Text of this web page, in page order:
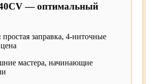
— оптимальный
простая заправка, 4-ниточные
мастера, начинающие